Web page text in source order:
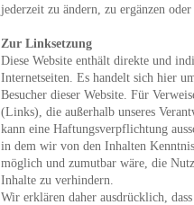
jederzeit zu ändern, zu ergänzen
Zur Linksetzung
Diese Website enthält direkte und
Internetseiten. Es handelt sich hier
Besucher dieser Website. Für
(Links), die außerhalb unseres
kann eine Haftungsverpflichtung
in dem wir von den Inhalten
möglich und zumutbar wäre, die
Inhalte zu verhindern.
Wir erklären daher ausdrücklich,